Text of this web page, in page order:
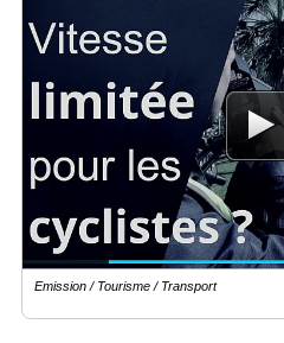
Emission / Tourisme / Transport